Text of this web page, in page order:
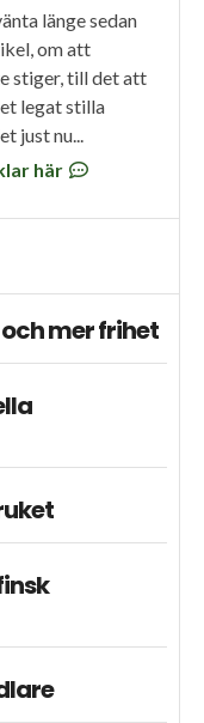
länge sedan
om att
stiger, till det att
legat stilla
just nu...
här
mer frihet